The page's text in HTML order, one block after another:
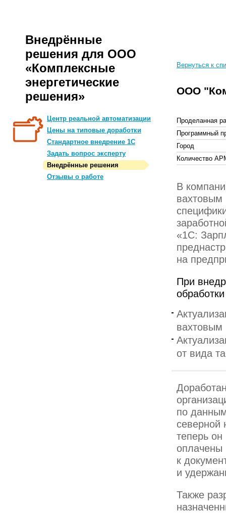
Внедрённые
решения для ООО
«Комплексные
энергетические
решения»
Центр реальной автоматизации
Цены на типовые доработки
Стандартное внедрение 1С
Задать вопрос эксперту
Внедрённые решения
Отзывы о работе
Вернуться к
ООО
Проделанная
Программный
Город
Количество
В
вахтовым
«1С:
на
При
вахтовым
от вида
по
северной
теперь
оплачены
к
и
Также